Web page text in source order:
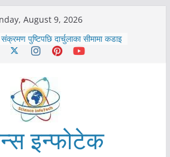
August 9, 2026
आयुर्वेद स्वास्थ्योपचारतर्फ
बढ्दै
संक्रमण पुष्टिपछि दार्चुलाका सीमामा कडाइ
खोरेत रोग विरुद्धको खोप लगाउन
चिकित्सा प्रणालीको भूमिका महत्वपूर्ण छ :
शाह
इन्फोटेक